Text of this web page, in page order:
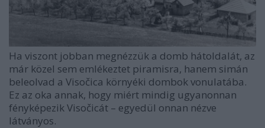
Ha viszont jobban megnézzük a domb hátoldalát, az
már közel sem emlékeztet piramisra, hanem simán
beleolvad a Visočica környéki dombok vonulatába.
Ez az oka annak, hogy miért mindig ugyanonnan
fényképezik Visočicát – egyedül onnan nézve
látványos.